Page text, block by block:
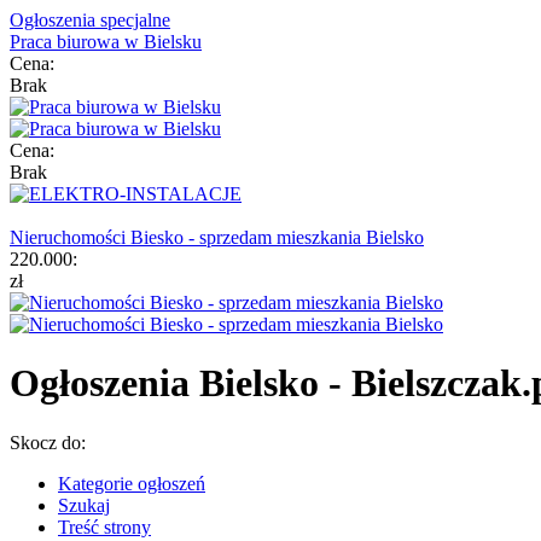
Ogłoszenia specjalne
Praca biurowa w Bielsku
Cena:
Brak
Cena:
Brak
Nieruchomości Biesko - sprzedam mieszkania Bielsko
220.000:
zł
Ogłoszenia Bielsko -
Skocz do:
Kategorie ogłoszeń
Szukaj
Treść strony